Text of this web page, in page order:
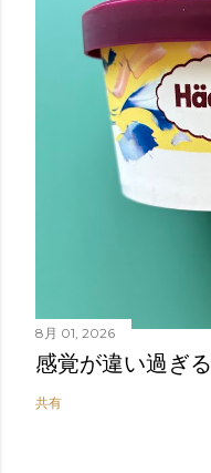
8月 01, 2026
感覚が違い過ぎる
共有